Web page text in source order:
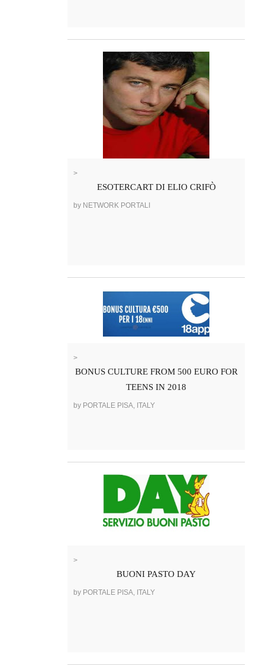
>
ESOTERCART DI ELIO CRIFÒ
by NETWORK PORTALI
>
BONUS CULTURE FROM 500 EURO FOR
TEENS IN 2018
by PORTALE PISA, ITALY
>
BUONI PASTO DAY
by PORTALE PISA, ITALY